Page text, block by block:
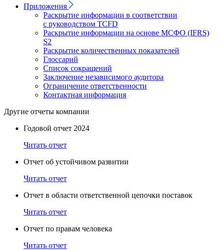
Приложения
Раскрытие информации в соответствии
с руководством TCFD
Раскрытие информации на основе МСФО (IFRS)
S2
Раскрытие количественных показателей
Глоссарий
Список сокращений
Заключение независимого аудитора
Ограничение ответственности
Контактная информация
Другие отчеты компании
Годовой отчет 2024
Читать отчет
Отчет об устойчивом развитии
Читать отчет
Отчет в области ответственной цепочки поставок
Читать отчет
Отчет по правам человека
Читать отчет